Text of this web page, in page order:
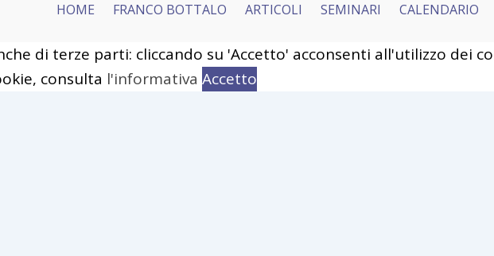
HOME FRANCO BOTTALO ARTICOLI SEMINARI CALENDARIO
Copyright © 2026 Tao Alchemy.Terms and Conditions |Privacy Policy|
di terze parti: cliccando su 'Accetto' acconsenti all'utilizzo dei
consulta l'informativa Accetto